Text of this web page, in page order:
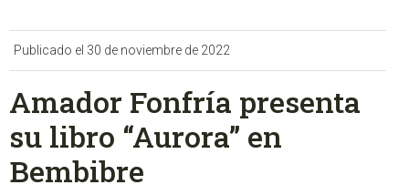
Publicado el 30 de noviembre de 2022
Amador Fonfría presenta
su libro “Aurora” en
Bembibre